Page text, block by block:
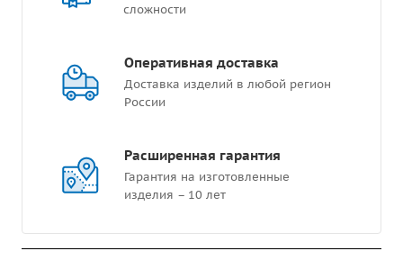
сложности
Оперативная доставка
Доставка изделий в любой регион
России
Расширенная гарантия
Гарантия на изготовленные
изделия – 10 лет